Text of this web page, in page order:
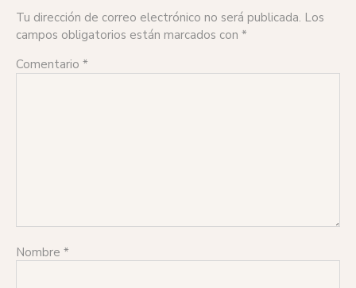
Tu dirección de correo electrónico no será publicada. Los
campos obligatorios están marcados con *
Comentario *
Nombre *